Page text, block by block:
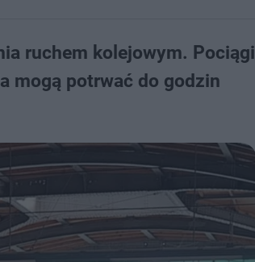
ruchem kolejowym. Pociągi
mogą potrwać do godzin